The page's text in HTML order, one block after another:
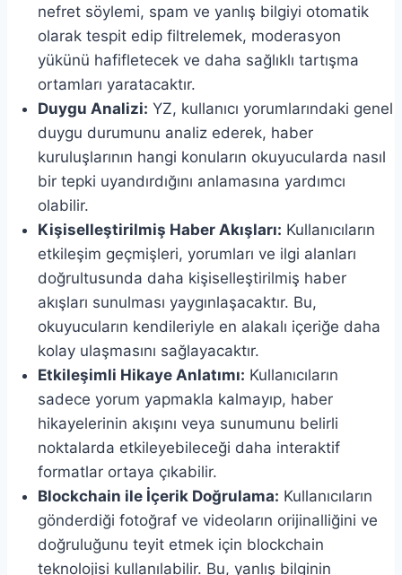
nefret söylemi, spam ve yanlış bilgiyi otomatik
olarak tespit edip filtrelemek, moderasyon
yükünü hafifletecek ve daha sağlıklı tartışma
ortamları yaratacaktır.
Duygu Analizi: YZ, kullanıcı yorumlarındaki genel
duygu durumunu analiz ederek, haber
kuruluşlarının hangi konuların okuyucularda nasıl
bir tepki uyandırdığını anlamasına yardımcı
olabilir.
Kişiselleştirilmiş Haber Akışları: Kullanıcıların
etkileşim geçmişleri, yorumları ve ilgi alanları
doğrultusunda daha kişiselleştirilmiş haber
akışları sunulması yaygınlaşacaktır. Bu,
okuyucuların kendileriyle en alakalı içeriğe daha
kolay ulaşmasını sağlayacaktır.
Etkileşimli Hikaye Anlatımı: Kullanıcıların
sadece yorum yapmakla kalmayıp, haber
hikayelerinin akışını veya sunumunu belirli
noktalarda etkileyebileceği daha interaktif
formatlar ortaya çıkabilir.
Blockchain ile İçerik Doğrulama: Kullanıcıların
gönderdiği fotoğraf ve videoların orijinalliğini ve
doğruluğunu teyit etmek için blockchain
teknolojisi kullanılabilir. Bu, yanlış bilginin